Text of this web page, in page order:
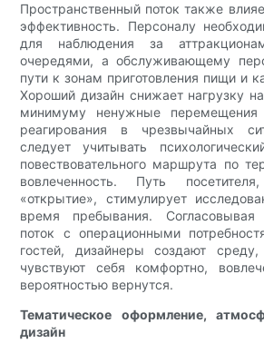
Пространственный поток также
эффективность. Персоналу
для наблюдения за
очередями, а обслуживающему
пути к зонам приготовления пищи и
Хороший дизайн снижает нагрузку
минимуму ненужные
реагирования в чрезвычайных
следует учитывать
повествовательного маршрута по
вовлеченность. Путь
«открытие», стимулирует
время пребывания. Согласовывая
поток с операционными
гостей, дизайнеры создают
чувствуют себя комфортно,
вероятностью вернутся.
Тематическое оформление,
дизайн